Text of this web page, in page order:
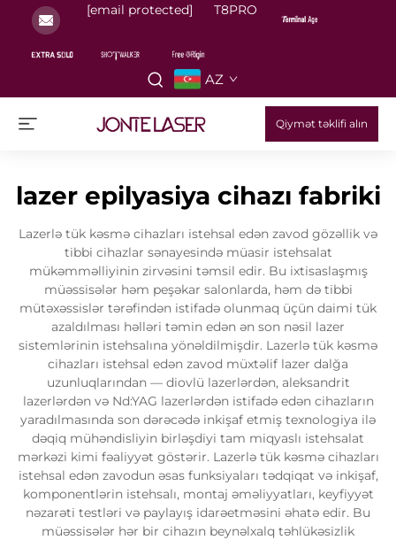
[email protected] T8PRO
AZ
Qiymət təklifi alın
lazer epilyasiya cihazı fabriki
Lazerlə tük kəsmə cihazları istehsal edən zavod gözəllik və
tibbi cihazlar sənayesində müasir istehsalat
mükəmməlliyinin zirvəsini təmsil edir. Bu ixtisaslaşmış
müəssisələr həm peşəkar salonlarda, həm də tibbi
mütəxəssislər tərəfindən istifadə olunmaq üçün daimi tük
azaldılması həlləri təmin edən ən son nəsil lazer
sistemlərinin istehsalına yönəldilmişdir. Lazerlə tük kəsmə
cihazları istehsal edən zavod müxtəlif lazer dalğa
uzunluqlarından — diovlü lazerlərdən, aleksandrit
lazerlərdən və Nd:YAG lazerlərdən istifadə edən cihazların
yaradılmasında son dərəcədə inkişaf etmiş texnologiya ilə
dəqiq mühəndisliyin birləşdiyi tam miqyaslı istehsalat
mərkəzi kimi fəaliyyət göstərir. Lazerlə tük kəsmə cihazları
istehsal edən zavodun əsas funksiyaları tədqiqat və inkişaf,
komponentlərin istehsalı, montaj əməliyyatları, keyfiyyət
nəzarəti testləri və paylayış idarəetməsini əhatə edir. Bu
müəssisələr hər bir cihazın beynəlxalq təhlükəsizlik